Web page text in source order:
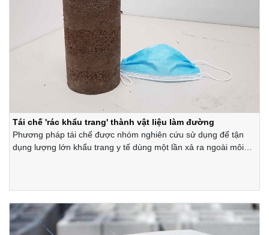
Tái chế 'rác khẩu trang' thành vật liệu làm đường
Phương pháp tái chế được nhóm nghiên cứu sử dụng để tận
dụng lượng lớn khẩu trang y tế dùng một lần xả ra ngoài môi